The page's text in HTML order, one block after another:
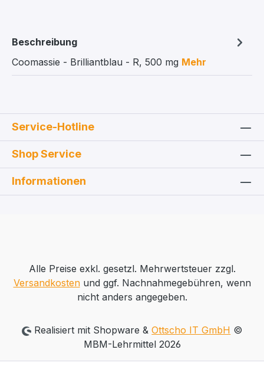
Beschreibung
Coomassie - Brilliantblau - R, 500 mg Mehr
Service-Hotline
Shop Service
Informationen
Alle Preise exkl. gesetzl. Mehrwertsteuer zzgl.
Versandkostenund ggf. Nachnahmegebühren, wenn
nicht anders angegeben.
Realisiert mit Shopware &Ottscho IT GmbH ©
MBM-Lehrmittel 2026